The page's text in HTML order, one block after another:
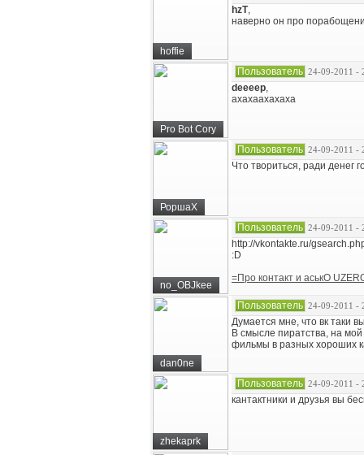
hoffie
hzT,
наверно он про
Pro Bot Cory
Пользователь 24-09-2011 -
deeeep,
ахахаахахаха
РоршаХ
Пользователь 24-09-2011 -
Что твориться, ради денег
no_OBJkee
Пользователь 24-09-2011 -
http://vkontakte.ru/
:D
=Про контакт и аськО
dan0ne
Пользователь 24-09-2011 -
Думается мне, что вк таки
В смысле пиратства, на
фильмы в разных хороших
zhekaprk
Пользователь 24-09-2011 -
кантактники и друзья вы